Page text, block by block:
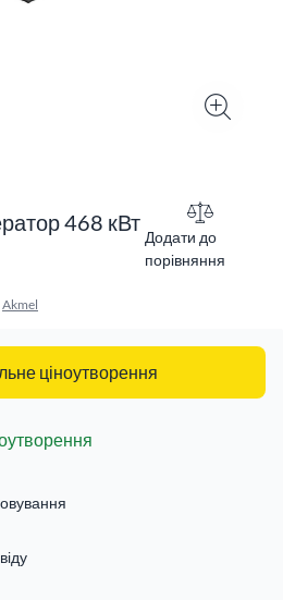
468 кВт
Додати до
порівняння
Akmel
ціноутворення